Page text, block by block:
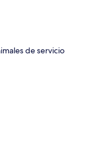
de servicio